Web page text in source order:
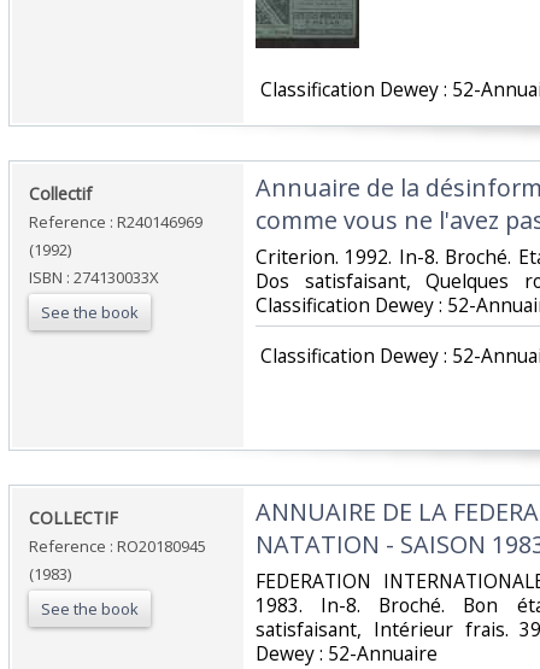
Classification Dewey : 52-
‎Collectif‎
Reference : R240146969
(1992)
ISBN : 274130033X
See the book
‎Annuaire de la
comme vous ne l'avez
‎Criterion. 1992. In-8. Broché.
Dos satisfaisant, Quelques
Classification Dewey : 52-
Classification Dewey : 52-
‎COLLECTIF‎
Reference : RO20180945
(1983)
See the book
‎ANNUAIRE DE LA
NATATION - SAISON
‎FEDERATION
1983. In-8. Broché. Bon
satisfaisant, Intérieur frais.
Dewey : 52-Annuaire‎